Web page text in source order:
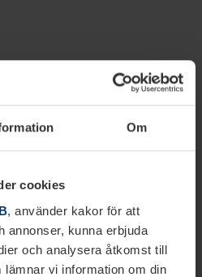
Om
cookies
, använder kakor för att
annonser, kunna erbjuda
och analysera åtkomst till
vi information om din